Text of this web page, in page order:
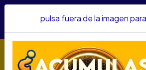
confianza&nbsp;Recibe un KIT
pulsa fuera de la imagen